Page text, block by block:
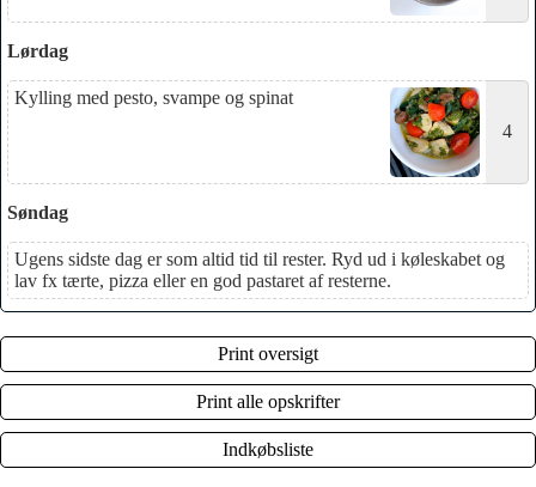
Lørdag
Kylling med pesto, svampe og spinat
4
Søndag
Ugens sidste dag er som altid tid til rester. Ryd ud i køleskabet og
lav fx tærte, pizza eller en god pastaret af resterne.
Print oversigt
Print alle opskrifter
Indkøbsliste